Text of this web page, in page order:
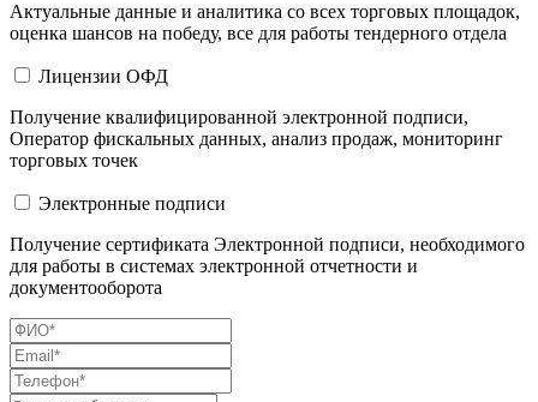
Актуальные данные и аналитика со всех торговых площадок,
оценка шансов на победу, все для работы тендерного отдела
Лицензии ОФД
Получение квалифицированной электронной подписи,
Оператор фискальных данных, анализ продаж, мониторинг
торговых точек
Электронные подписи
Получение сертификата Электронной подписи, необходимого
для работы в системах электронной отчетности и
документооборота